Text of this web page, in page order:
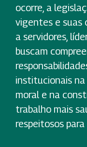
ocorre, a
vigentes e suas
a servidores,
buscam
institucionais na
moral e na
trabalho mais
respeitosos